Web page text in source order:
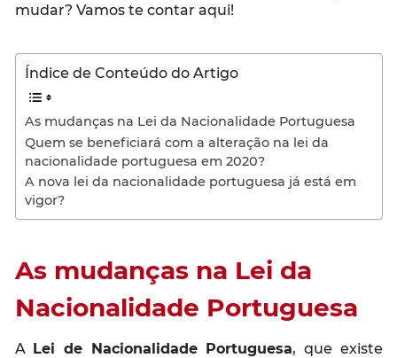
mudar? Vamos te contar aqui!
Índice de Conteúdo do Artigo
As mudanças na Lei da Nacionalidade Portuguesa
Quem se beneficiará com a alteração na lei da
nacionalidade portuguesa em 2020?
A nova lei da nacionalidade portuguesa já está em
vigor?
As mudanças na Lei da
Nacionalidade Portuguesa
A Lei de Nacionalidade Portuguesa, que existe